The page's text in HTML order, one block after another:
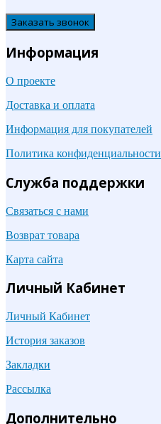
Заказать звонок
Информация
О проекте
Доставка и оплата
Информация для покупателей
Политика конфиденциальности
Служба поддержки
Связаться с нами
Возврат товара
Карта сайта
Личный Кабинет
Личный Кабинет
История заказов
Закладки
Рассылка
Дополнительно